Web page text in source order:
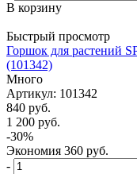
В корзину
Быстрый просмотр
Горшок для растений
(101342)
Много
Артикул: 101342
840 руб.
1 200 руб.
-30%
Экономия 360 руб.
-